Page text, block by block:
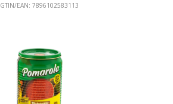
GTIN/EAN: 7896102583113